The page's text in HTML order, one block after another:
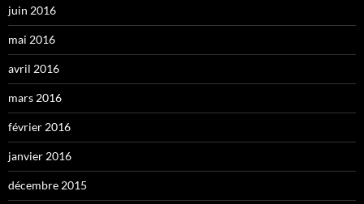
juin 2016
mai 2016
avril 2016
mars 2016
février 2016
janvier 2016
décembre 2015